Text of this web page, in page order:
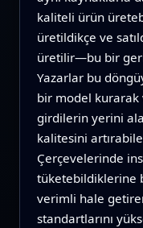
kaliteli ürün
üretildikçe ve
üretilir—bu bir geri
Yazarlar bu
bir model kurarak
girdilerin yerini
kalitesini
Çerçevelerinde
tüketebildiklerine
verimli hale
standartlarını